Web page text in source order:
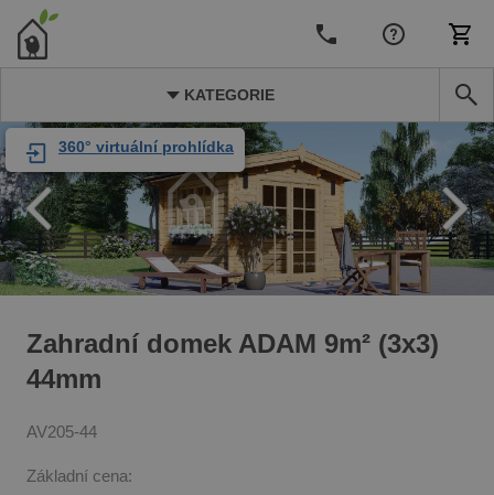
KATEGORIE
360° virtuální prohlídka
Zahradní domek ADAM 9m² (3x3)
44mm
AV205-44
Základní cena: